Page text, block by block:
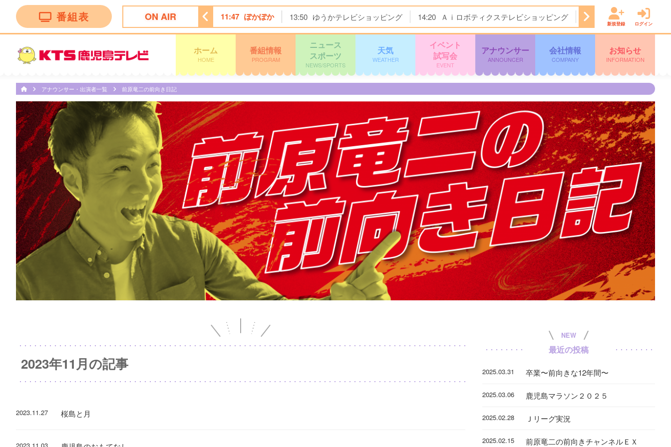
番組表 ON AIR
ごしま 11:30 ＦＮＮ Ｌｉｖｅ Ｎｅｗｓ ｄａｙｓ 11:47 ぽかぽか 13:50 ゆうかテレビショッピング 14:20 Ａｉロボティクステレビショッピング 14:50 ぽよチャンネル
新規登録 ログイン
ホーム
HOME
番組情報
PROGRAM
ニュース
スポーツ
NEWS/SPORTS
天気
WEATHER
イベント
試写会
EVENT
アナウンサー
ANNOUNCER
会社情報
COMPANY
お知らせ
INFORMATION
アナウンサー・出演者一覧 前原竜二の前向き日記
2023年11月の記事
2023.11.27 桜島と月
NEW
最近の投稿
2025.03.31 卒業〜前向きな12年間〜
2025.03.06 鹿児島マラソン２０２５
2025.02.28 Ｊリーグ実況
2025.02.15 前原竜二の前向きチャンネルＥＸ